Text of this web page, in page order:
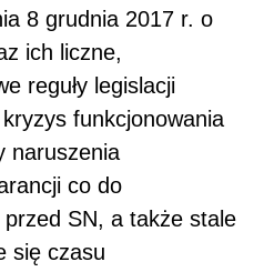
8 grudnia 2017 r. o
ich liczne,
reguły legislacji
kryzys funkcjonowania
naruszenia
co do
SN, a także stale
się czasu